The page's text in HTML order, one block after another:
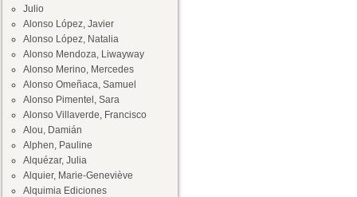
Julio
Alonso López, Javier
Alonso López, Natalia
Alonso Mendoza, Liwayway
Alonso Merino, Mercedes
Alonso Omeñaca, Samuel
Alonso Pimentel, Sara
Alonso Villaverde, Francisco
Alou, Damián
Alphen, Pauline
Alquézar, Julia
Alquier, Marie-Geneviève
Alquimia Ediciones